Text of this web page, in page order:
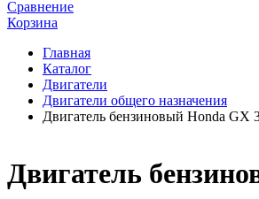
Сравнение
Корзина
Главная
Каталог
Двигатели
Двигатели общего назначения
Двигатель бензиновый Honda GX
Двигатель